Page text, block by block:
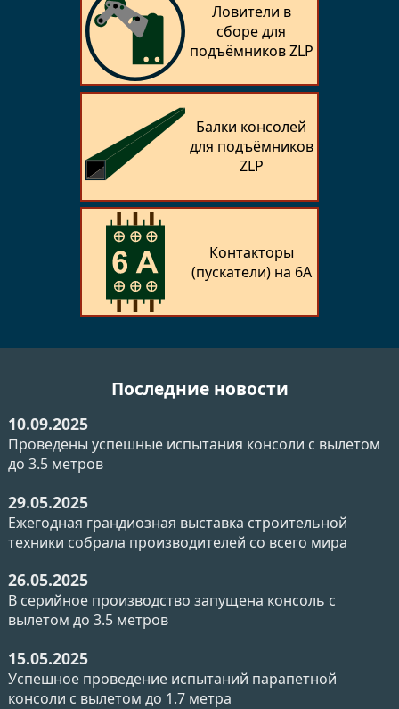
Ловители в
сборе для
подъёмников ZLP
Балки консолей
для подъёмников
ZLP
Контакторы
(пускатели) на 6А
Последние новости
10.09.2025
Проведены успешные испытания консоли с вылетом
до 3.5 метров
29.05.2025
Ежегодная грандиозная выставка строительной
техники собрала производителей со всего мира
26.05.2025
В серийное производство запущена консоль с
вылетом до 3.5 метров
15.05.2025
Успешное проведение испытаний парапетной
консоли с вылетом до 1.7 метра